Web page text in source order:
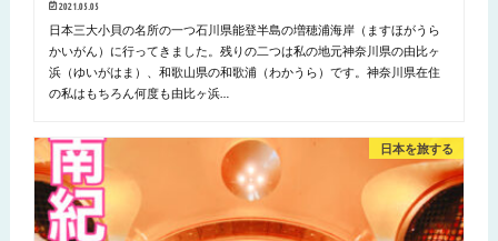
2021.05.05
日本三大小貝の名所の一つ石川県能登半島の増穂浦海岸（ますほがうら
かいがん）に行ってきました。残りの二つは私の地元神奈川県の由比ヶ
浜（ゆいがはま）、和歌山県の和歌浦（わかうら）です。神奈川県在住
の私はもちろん何度も由比ヶ浜…
日本を旅する